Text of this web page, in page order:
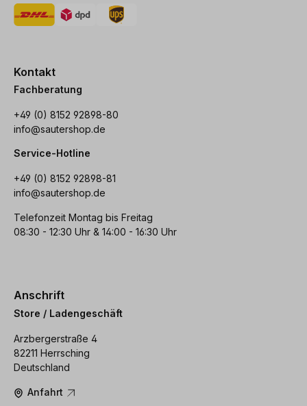
Kontakt
Fachberatung
+49 (0) 8152 92898-80
info@sautershop.de
Service-Hotline
+49 (0) 8152 92898-81
info@sautershop.de
Telefonzeit Montag bis Freitag
08:30 - 12:30 Uhr & 14:00 - 16:30 Uhr
Anschrift
Store / Ladengeschäft
Arzbergerstraße 4
82211 Herrsching
Deutschland
Anfahrt